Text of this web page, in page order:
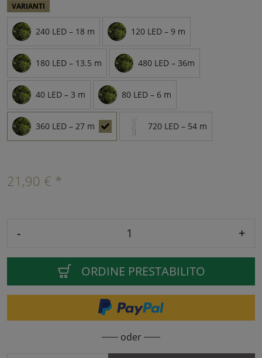
VARIANTI
240 LED – 18 m 120 LED – 9 m
180 LED – 13.5 m 480 LED – 36m
40 LED – 3 m 80 LED – 6 m
360 LED – 27 m 720 LED – 54 m
21,90 € *
- +
ORDINE PRESTABILITO
oder